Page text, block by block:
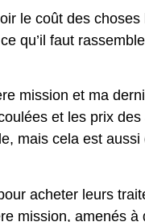
le coût des
qu’il faut
mission et ma
et les prix
mais cela est aussi
acheter leurs
mission, amenés